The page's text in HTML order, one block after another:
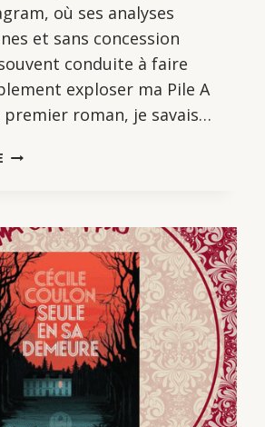
où ses analyses
et sans concession
conduite à faire
exploser ma Pile A
premier roman, je savais…
LIBRES
DE
STÉPHANIE
CASTILLO-
SOLER